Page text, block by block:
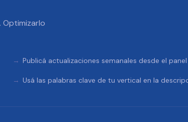
Optimizarlo
Publicá actualizaciones semanales desde el
Usá las palabras clave de tu vertical en la